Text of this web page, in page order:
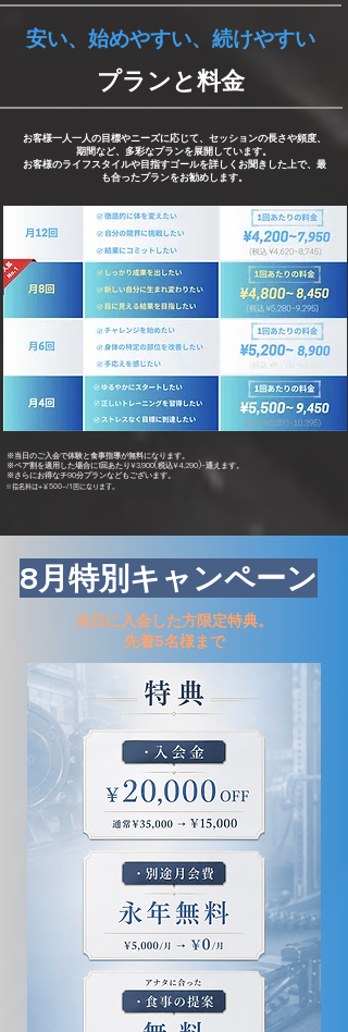
プランと料金
安い、始めやすい、続けやすい
お客様一人一人の目標やニーズに応じて、セッションの長さや頻度、
期間など、多彩なプランを展開しています。
お客様のライフスタイルや目指すゴールを詳しくお聞きした上で、最
も合ったプランをお勧めします。
※当日のご入会で体験と食事指導が無料になります。
※ペア割を適用した場合に1回あたり¥3,900(税込¥4,290)~通えます。
※さらにお得なチ90分プランなどもございます。
※指名料は+￥500~/1回になります。
8月特別キャンペーン
当日に入会した方限定特典。
先着5名様まで